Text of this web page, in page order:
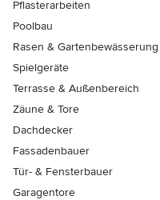
Pflasterarbeiten
Poolbau
Rasen & Gartenbewässerung
Spielgeräte
Terrasse & Außenbereich
Zäune & Tore
Dachdecker
Fassadenbauer
Tür- & Fensterbauer
Garagentore